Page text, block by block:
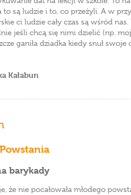
są ludzie i to, co przeżyli. A w
ci ludzie cały czas są wśród
jeśli chcą się nimi dzielić (np.
ganiła dziadka kiedy snuł
Kałabun
barykady
że nie pocałowała młodego